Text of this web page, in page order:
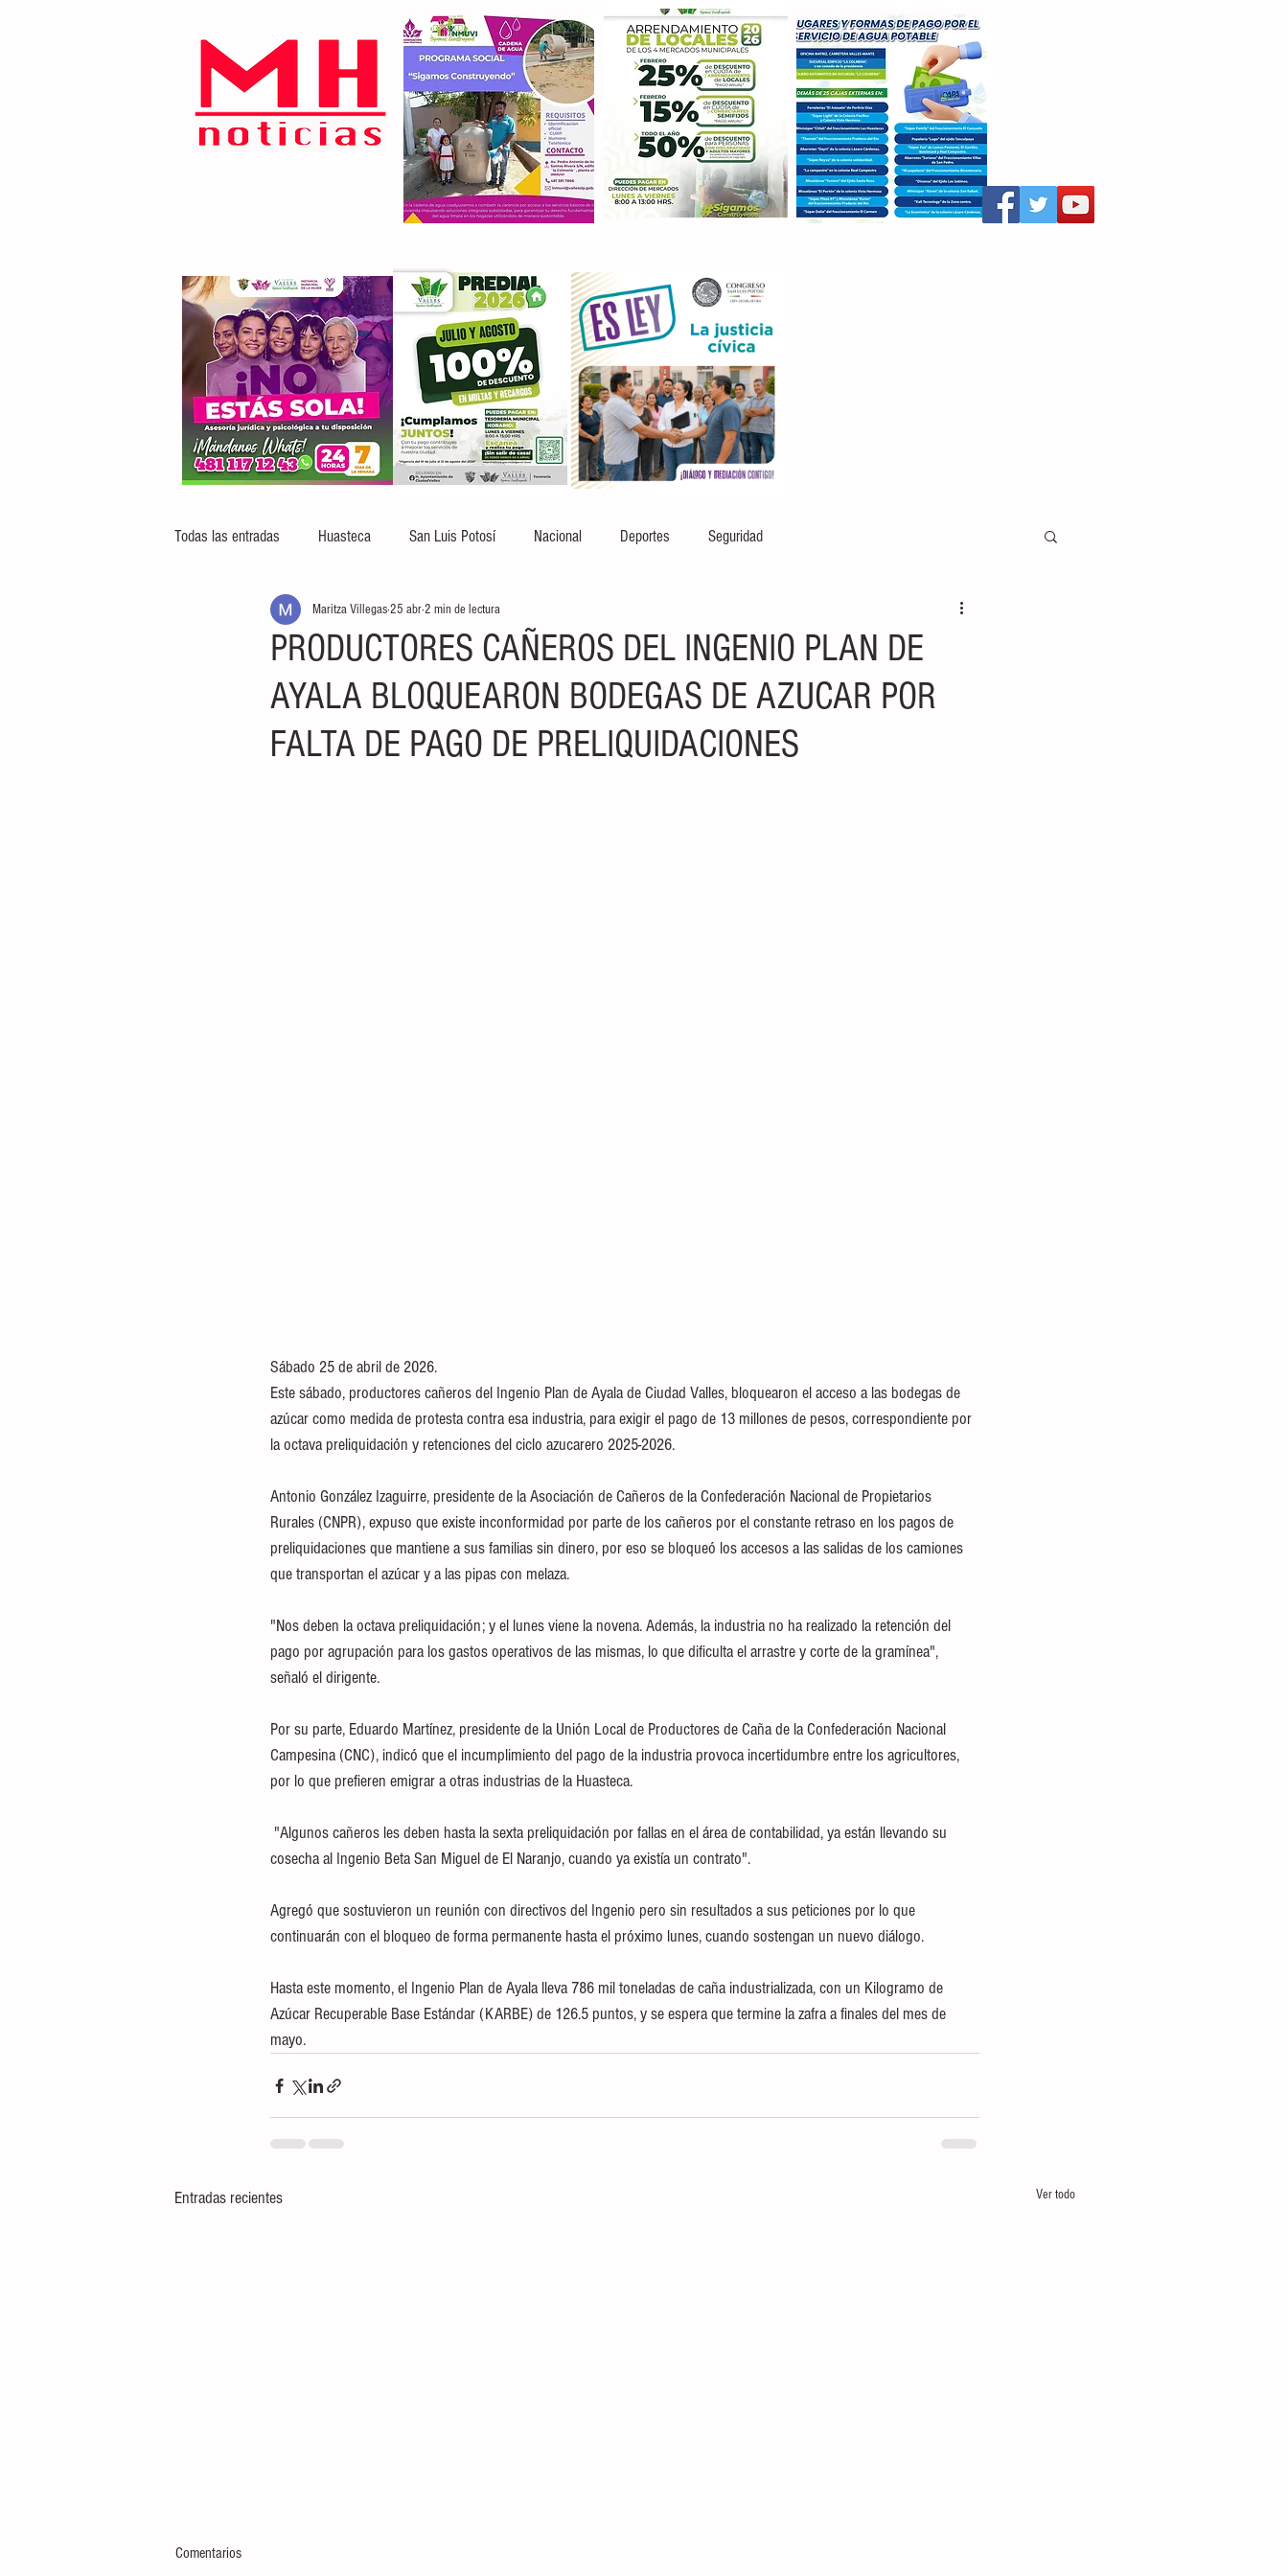
Todas las entradas Huasteca San Luis Potosí Nacional Deportes Seguridad
PRODUCTORES CAÑEROS DEL INGENIO PLAN DE
AYALA BLOQUEARON BODEGAS DE AZUCAR POR
FALTA DE PAGO DE PRELIQUIDACIONES
Maritza Villegas25 abr2 min de lectura
Sábado 25 de abril de 2026.
Este sábado, productores cañeros del Ingenio Plan de Ayala de Ciudad Valles, bloquearon el acceso a las bodegas de
azúcar como medida de protesta contra esa industria, para exigir el pago de 13 millones de pesos, correspondiente por
la octava preliquidación y retenciones del ciclo azucarero 2025-2026.
Antonio González Izaguirre, presidente de la Asociación de Cañeros de la Confederación Nacional de Propietarios
Rurales (CNPR), expuso que existe inconformidad por parte de los cañeros por el constante retraso en los pagos de
preliquidaciones que mantiene a sus familias sin dinero, por eso se bloqueó los accesos a las salidas de los camiones
que transportan el azúcar y a las pipas con melaza.
"Nos deben la octava preliquidación; y el lunes viene la novena. Además, la industria no ha realizado la retención del
pago por agrupación para los gastos operativos de las mismas, lo que dificulta el arrastre y corte de la gramínea",
señaló el dirigente.
Por su parte, Eduardo Martínez, presidente de la Unión Local de Productores de Caña de la Confederación Nacional
Campesina (CNC), indicó que el incumplimiento del pago de la industria provoca incertidumbre entre los agricultores,
por lo que prefieren emigrar a otras industrias de la Huasteca.
cosecha al Ingenio Beta San Miguel de El Naranjo, cuando ya existía un contrato".
Agregó que sostuvieron un reunión con directivos del Ingenio pero sin resultados a sus peticiones por lo que
continuarán con el bloqueo de forma permanente hasta el próximo lunes, cuando sostengan un nuevo diálogo.
Hasta este momento, el Ingenio Plan de Ayala lleva 786 mil toneladas de caña industrializada, con un Kilogramo de
Azúcar Recuperable Base Estándar (KARBE) de 126.5 puntos, y se espera que termine la zafra a finales del mes de
mayo.
Entradas recientes Ver todo
Comentarios